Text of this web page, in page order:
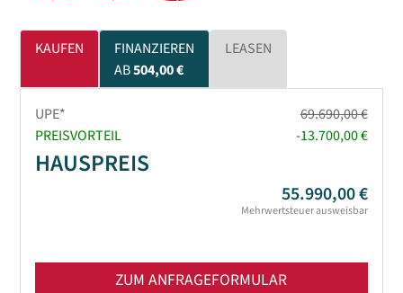
KAUFEN
FINANZIEREN
AB504,00 €
LEASEN
UPE*
69.690,00 €
PREISVORTEIL
-13.700,00 €
HAUSPREIS
55.990,00 €
Mehrwertsteuer ausweisbar
ZUM ANFRAGEFORMULAR